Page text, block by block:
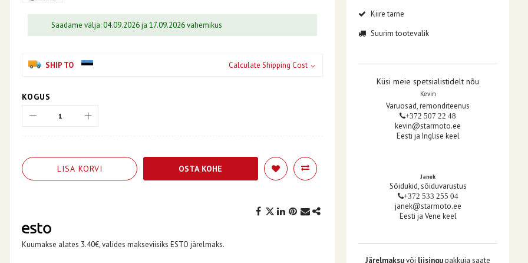
Saadame välja: 04.09.2026 ja 17.09.2026 vahemikus
SHIP TO Calculate Shipping Cost
KOGUS
LISA KORVI OSTA KOHE
Kuumakse alates 3.40€, valides makseviisiks ESTO järelmaks.
Kiire tarne
Suurim tootevalik
Küsi meie spetsialistidelt nõu
Kevin
Varuosad, remonditeenus
+372 507 22 48
kevin@starmoto.ee
Eesti ja Inglise keel
Janek
Sõidukid, sõiduvarustus
+372 533 255 04
janek@starmoto.ee
Eesti ja Vene keel
Järelmaksuvõi liisingupakkuja saate